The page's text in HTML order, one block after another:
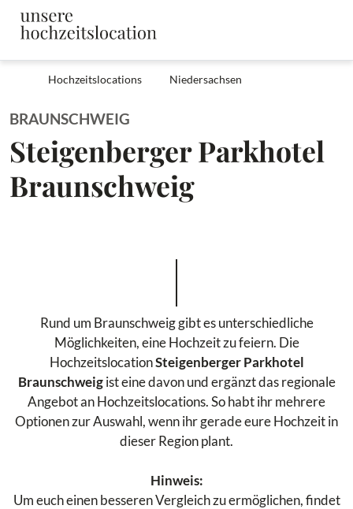
Hochzeitslocations Niedersachsen
BRAUNSCHWEIG
Steigenberger Parkhotel
Braunschweig
Rund um Braunschweig gibt es unterschiedliche
Möglichkeiten, eine Hochzeit zu feiern. Die
HochzeitslocationSteigenberger Parkhotel
Braunschweigist eine davon und ergänzt das regionale
Angebot an Hochzeitslocations. So habt ihr mehrere
Optionen zur Auswahl, wenn ihr gerade eure Hochzeit in
dieser Region plant.
Hinweis:
Um euch einen besseren Vergleich zu ermöglichen, findet